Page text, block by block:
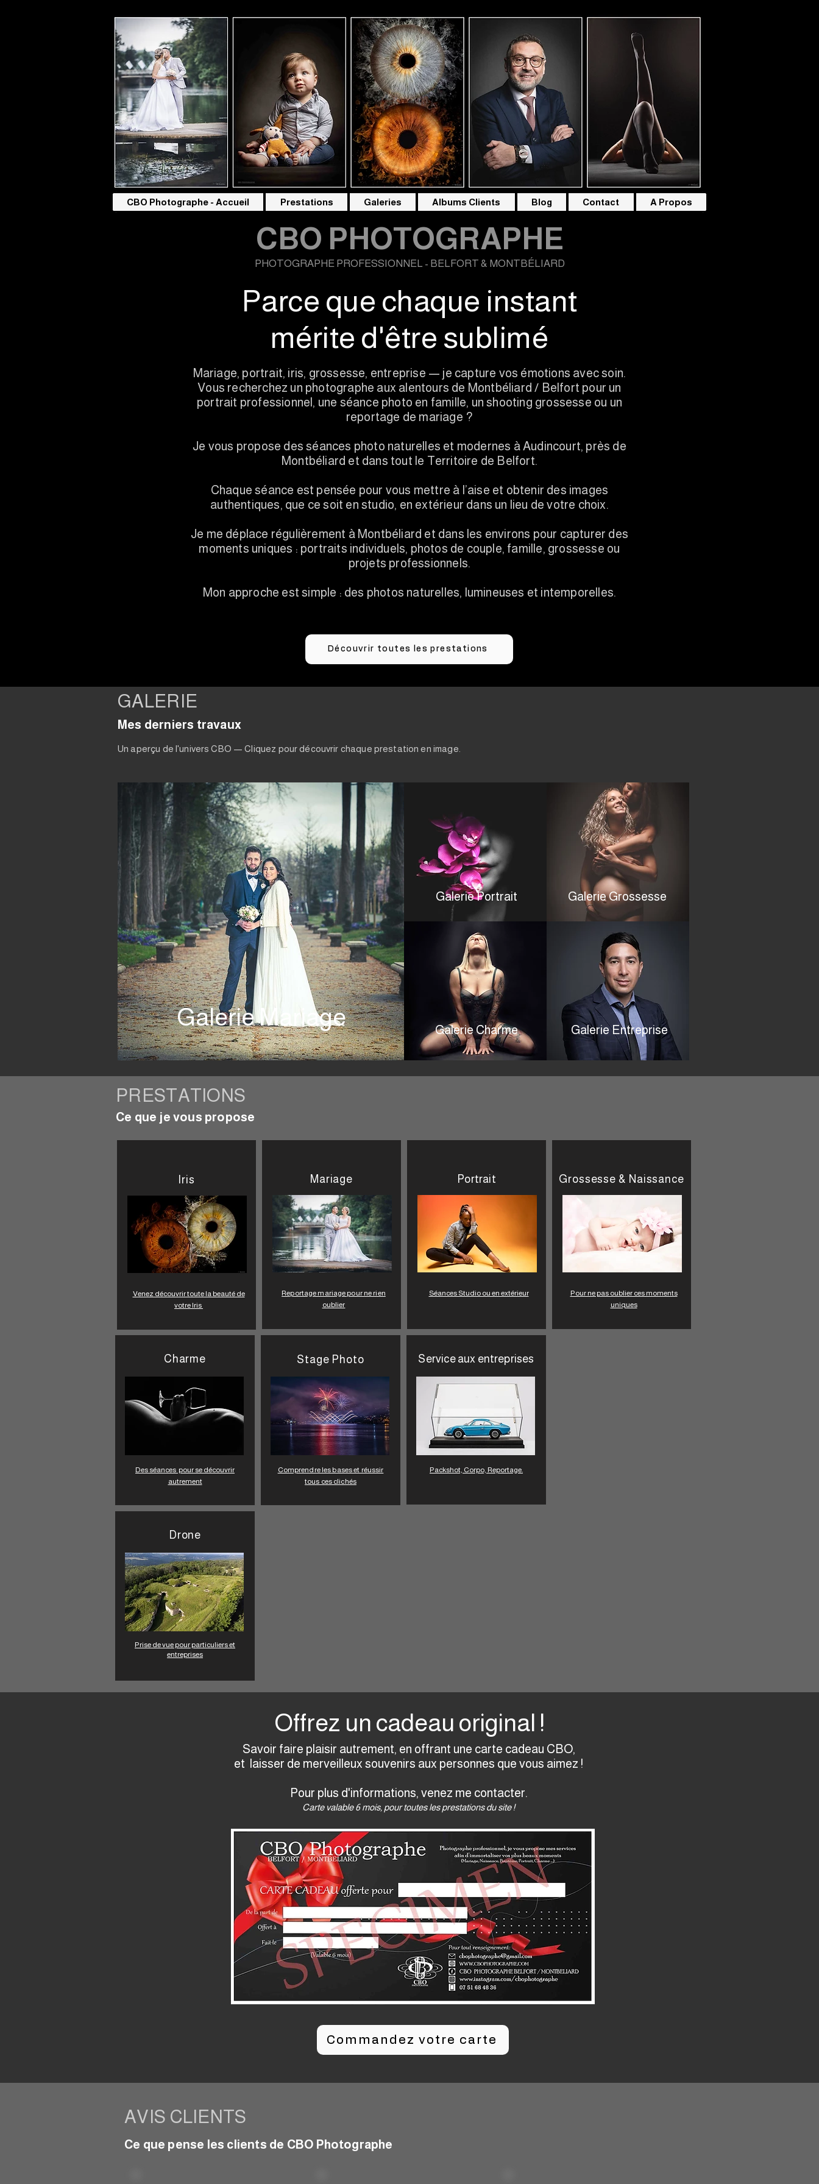
CBO Photographe - Accueil Prestations Galeries Albums Clients Blog Contact A Propos
CBO PHOTOGRAPHE
PHOTOGRAPHE PROFESSIONNEL - BELFORT & MONTBÉLIARD
Parce que chaque instant
mérite d'être sublimé
Mariage, portrait, iris, grossesse, entreprise — je capture vos émotions avec soin.
Vous recherchez un photographe aux alentours de Montbéliard / Belfort pour un
portrait professionnel, une séance photo en famille, un shooting grossesse ou un
reportage de mariage ?
Je vous propose des séances photo naturelles et modernes à Audincourt, près de
Montbéliard et dans tout le Territoire de Belfort.
Chaque séance est pensée pour vous mettre à l’aise et obtenir des images
authentiques, que ce soit en studio, en extérieur dans un lieu de votre choix.
Je me déplace régulièrement à Montbéliard et dans les environs pour capturer des
moments uniques : portraits individuels, photos de couple, famille, grossesse ou
projets professionnels.
Mon approche est simple : des photos naturelles, lumineuses et intemporelles.
Découvrir toutes les prestations
Un aperçu de l'univers CBO — Cliquez pour découvrir chaque prestation en image.
Mes derniers travaux
GALERIE
Galerie Mariage
Galerie Portrait Galerie Grossesse
Galerie Charme Galerie Entreprise
Ce que je vous propose
PRESTATIONS
Iris​
Venez découvrir toute la beauté de
votre Iris
Mariage
Reportage mariage pour ne rien
oublier
Portrait
Séances Studio ou en extérieur
Grossesse & Naissance​
Pour ne pas oublier ces moments
uniques
Charme
Des séances pour se découvrir
autrement
Stage Photo
Comprendre les bases et réussir
tous ces clichés
Service aux entreprises
Packshot, Corpo, Reportage.
Drone
Prise de vue pour particuliers et
entreprises
Offrez un cadeau original !
Savoir faire plaisir autrement, en offrant une carte cadeau CBO,
et laisser de merveilleux souvenirs aux personnes que vous aimez !
Pour plus d'informations, venez me contacter.
Carte valable 6 mois, pour toutes les prestations du site !
Commandez votre carte
AVIS CLIENTS
Ce que pense les clients de CBO Photographe